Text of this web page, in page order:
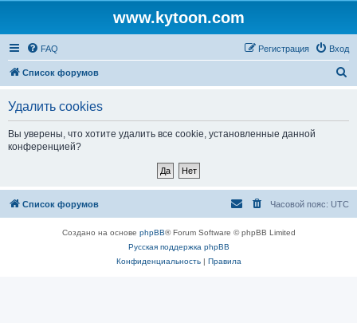
www.kytoon.com
FAQ Вход
Регистрация
Список форумов
Удалить cookies
Вы уверены, что хотите удалить все cookie, установленные данной
конференцией?
Список форумов Часовой пояс: UTC
Создано на основе phpBB® Forum Software © phpBB Limited
Русская поддержка phpBB
Конфиденциальность| Правила